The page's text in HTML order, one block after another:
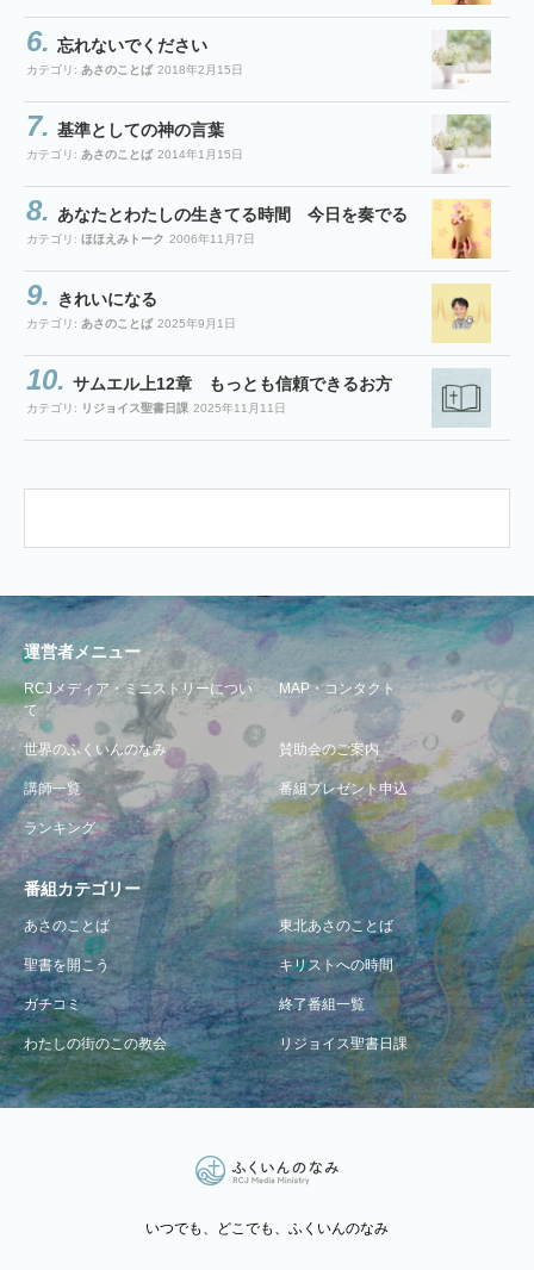
忘れないでください
カテゴリ: あさのことば 2018年2月15日
基準としての神の言葉
カテゴリ: あさのことば 2014年1月15日
あなたとわたしの生きてる時間 今日を奏でる
カテゴリ: ほほえみトーク 2006年11月7日
きれいになる
カテゴリ: あさのことば 2025年9月1日
サムエル上12章 もっとも信頼できるお方
カテゴリ: リジョイス聖書日課 2025年11月11日
運営者メニュー
RCJメディア・ミニストリーについ
て
MAP・コンタクト
世界のふくいんのなみ 賛助会のご案内
講師一覧 番組プレゼント申込
ランキング
番組カテゴリー
あさのことば 東北あさのことば
聖書を開こう キリストへの時間
ガチコミ 終了番組一覧
わたしの街のこの教会 リジョイス聖書日課
いつでも、どこでも、ふくいんのなみ